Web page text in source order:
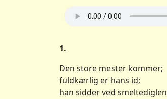
1.
Den store mester kommer;
fuldkærlig er hans id;
han sidder ved smeltediglen